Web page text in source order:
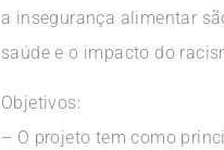
a insegurança alimentar
saúde e o impacto do
Objetivos:
– O projeto tem como